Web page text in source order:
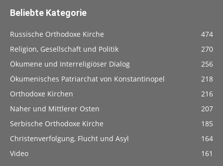
Beliebte Kategorie
Russische Orthodoxe Kirche
474
Religion, Gesellschaft und Politik
270
Ökumene und Interreligiöser Dialog
256
Ökumenisches Patriarchat von Konstantinopel
218
Orthodoxe Kirchen
216
Naher und Mittlerer Osten
207
Serbische Orthodoxe Kirche
185
Christenverfolgung, Flucht und Asyl
164
Video
161